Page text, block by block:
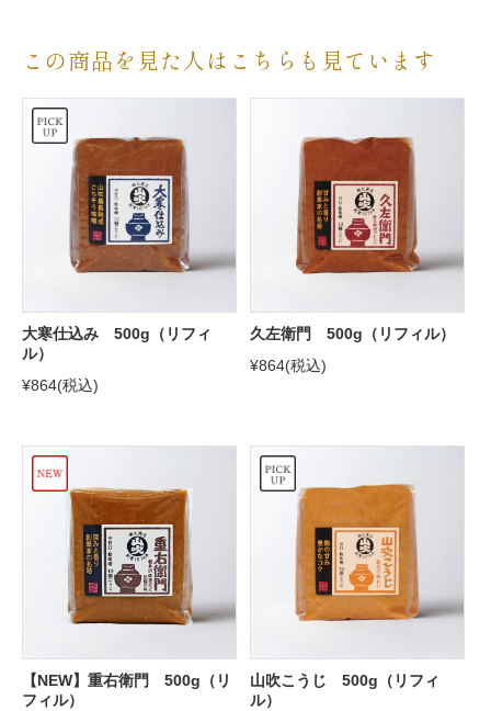
この商品を見た人はこちらも見ています
大寒仕込み 500g（リフィ
ル）
¥864(税込)
久左衛門 500g（リフィル）
¥864(税込)
【NEW】重右衛門 500g（リ
フィル）
山吹こうじ 500g（リフィ
ル）